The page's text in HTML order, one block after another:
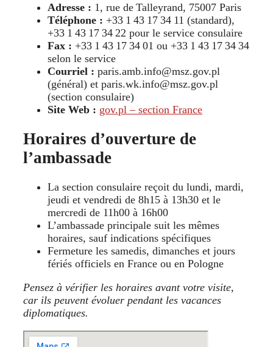
Adresse : 1, rue de Talleyrand, 75007 Paris
Téléphone : +33 1 43 17 34 11 (standard),
+33 1 43 17 34 22 pour le service consulaire
Fax : +33 1 43 17 34 01 ou +33 1 43 17 34 34
selon le service
Courriel : paris.amb.info@msz.gov.pl
(général) et paris.wk.info@msz.gov.pl
(section consulaire)
Site Web : gov.pl – section France
Horaires d’ouverture de
l’ambassade
La section consulaire reçoit du lundi, mardi,
jeudi et vendredi de 8h15 à 13h30 et le
mercredi de 11h00 à 16h00
L’ambassade principale suit les mêmes
horaires, sauf indications spécifiques
Fermeture les samedis, dimanches et jours
fériés officiels en France ou en Pologne
Pensez à vérifier les horaires avant votre visite,
car ils peuvent évoluer pendant les vacances
diplomatiques.